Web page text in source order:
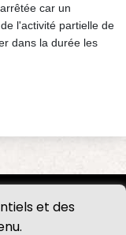
et des
car un
l'activité partielle de
dans la durée les